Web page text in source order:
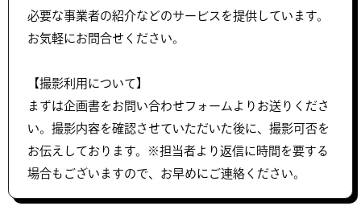
必要な事業者の紹介などのサービスを提供しています。
お気軽にお問合せください。
【撮影利用について】
まずは企画書をお問い合わせフォームよりお送りくださ
い。撮影内容を確認させていただいた後に、撮影可否を
お伝えしております。※担当者より返信に時間を要する
場合もございますので、お早めにご連絡ください。